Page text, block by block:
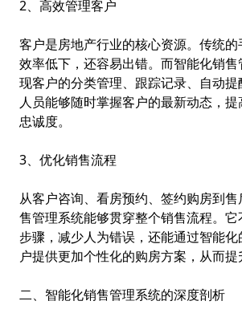
2、高效管理客户
客户是房地产行业的核心资源。传统
效率低下，还容易出错。而智能化销
现客户的分类管理、跟踪记录、自动
人员能够随时掌握客户的最新动态，
忠诚度。
3、优化销售流程
从客户咨询、看房预约、签约购房到
售管理系统能够贯穿整个销售流程。
步骤，减少人为错误，还能通过智能
户提供更加个性化的购房方案，从而提
二、智能化销售管理系统的深度剖析